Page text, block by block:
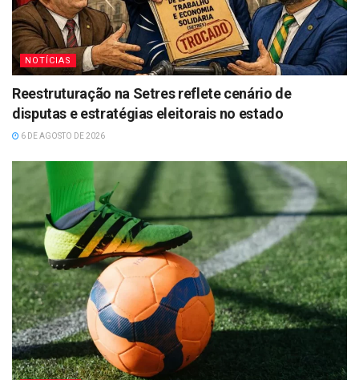
NOTÍCIAS
Reestruturação na Setres reflete cenário de
disputas e estratégias eleitorais no estado
6 DE AGOSTO DE 2026